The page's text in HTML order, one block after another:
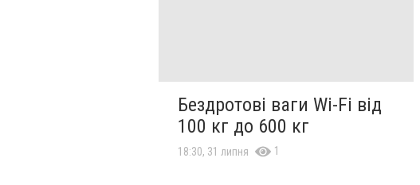
Бездротові ваги Wi-Fi від
100 кг до 600 кг
18:30, 31 липня 1